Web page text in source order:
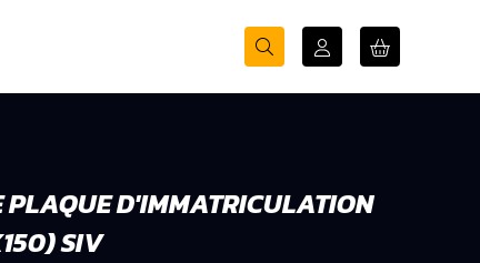
PLAQUE D'IMMATRICULATION
SIV